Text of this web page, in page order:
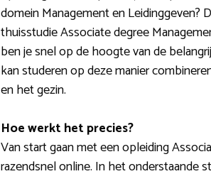
domein Management en Leidinggeven?
thuisstudie Associate degree
ben je snel op de hoogte van de
kan studeren op deze manier
en het gezin.
Hoe werkt het precies?
Van start gaan met een opleiding
razendsnel online. In het onderstaande